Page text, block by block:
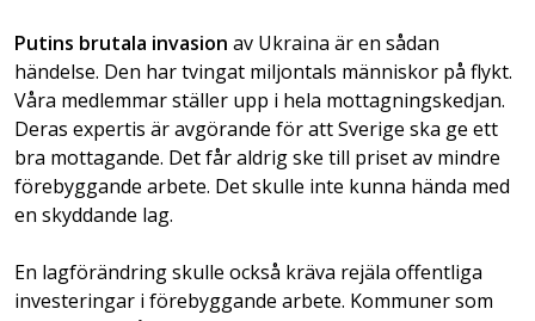
Putins brutala invasion av Ukraina är en sådan
händelse. Den har tvingat miljontals människor på flykt.
Våra medlemmar ställer upp i hela mottagningskedjan.
Deras expertis är avgörande för att Sverige ska ge ett
bra mottagande. Det får aldrig ske till priset av mindre
förebyggande arbete. Det skulle inte kunna hända med
en skyddande lag.
En lagförändring skulle också kräva rejäla offentliga
investeringar i förebyggande arbete. Kommuner som